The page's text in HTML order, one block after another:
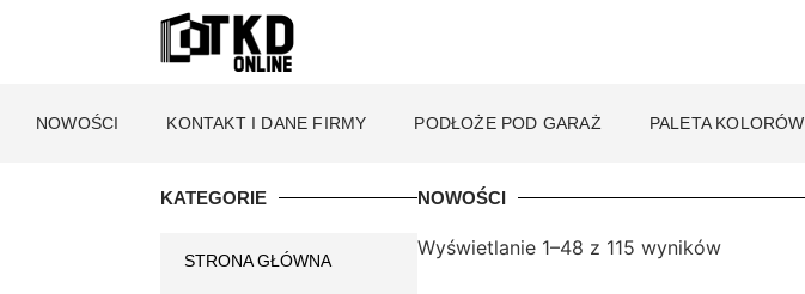
NOWOŚCI KONTAKT I DANE FIRMY PODŁOŻE POD GARAŻ PALETA KOLORÓW
KATEGORIE
STRONA GŁÓWNA
NOWOŚCI
Wyświetlanie 1–48 z 115 wyników